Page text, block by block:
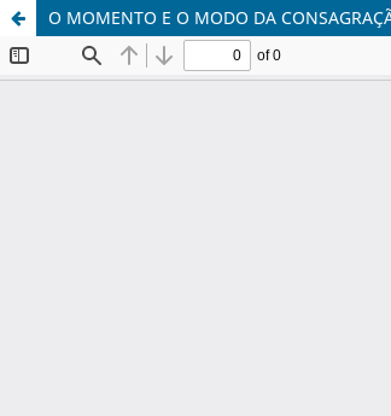
O MOMENTO E O MODO DA